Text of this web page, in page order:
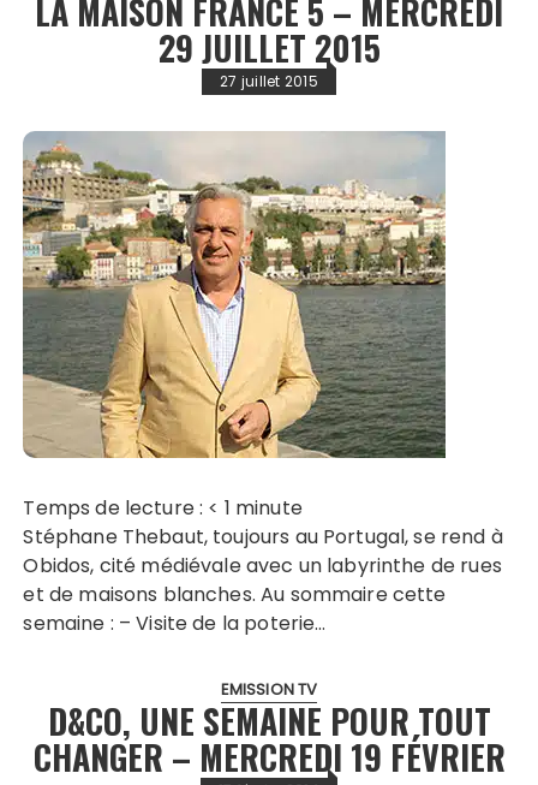
LA MAISON FRANCE 5 – MERCREDI
29 JUILLET 2015
27 juillet 2015
Temps de lecture : < 1 minute
Stéphane Thebaut, toujours au Portugal, se rend à
Obidos, cité médiévale avec un labyrinthe de rues
et de maisons blanches. Au sommaire cette
semaine : – Visite de la poterie…
EMISSION TV
D&CO, UNE SEMAINE POUR TOUT
CHANGER – MERCREDI 19 FÉVRIER